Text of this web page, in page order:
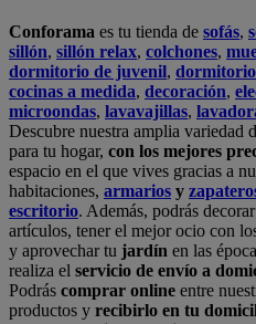
Conforama es tu tienda de sofás,
sillón, sillón relax, colchones,
dormitorio de juvenil,
cocinas a medida, decoración,
microondas, lavavajillas,
Descubre nuestra amplia variedad
para tu hogar, con los mejores
espacio en el que vives gracias a
habitaciones, armarios y
escritorio. Además, podrás
artículos, tener el mejor ocio con
y aprovechar tu jardín en las
realiza el servicio de envío a
Podrás comprar online entre
productos y recibirlo en tu